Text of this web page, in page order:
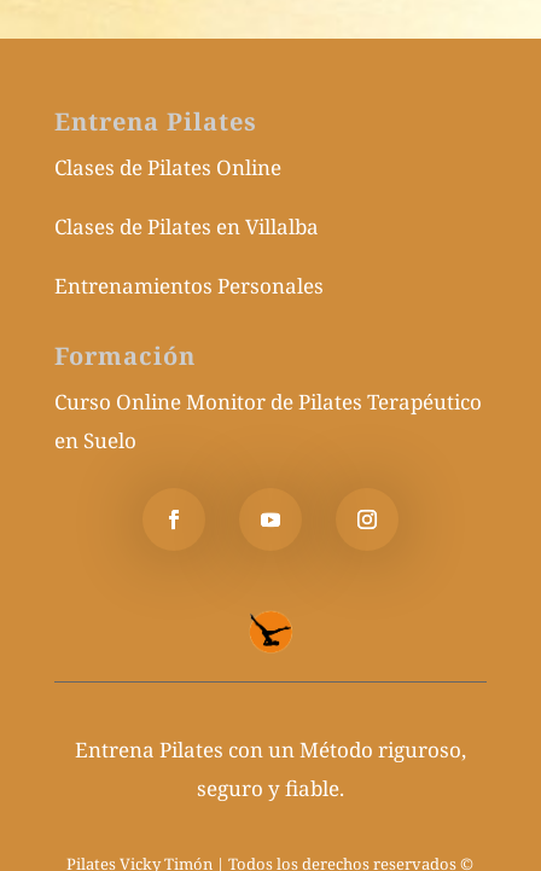
Entrena Pilates
Clases de Pilates Online
Clases de Pilates en Villalba
Entrenamientos Personales
Formación
Curso Online Monitor de Pilates Terapéutico
en Suelo
Entrena Pilates con un Método riguroso,
seguro y fiable.
Pilates Vicky Timón | Todos los derechos reservados ©